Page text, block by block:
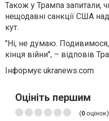
Також у Трампа запитали,
нещодавні санкції США
кут.
"Ні, не думаю.
кінця війни", – відповів
Інформує ukranews.com
Оцініть першим
(0 оцінок)